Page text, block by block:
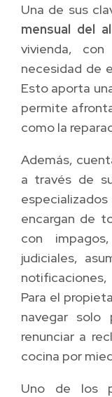
Una de sus
mensual del
vivienda,
necesidad de
Esto aporta
permite
como la
Además,
a través de
encargan de
con
judiciales,
Para el
navegar solo
renunciar a
cocina por
Uno de los